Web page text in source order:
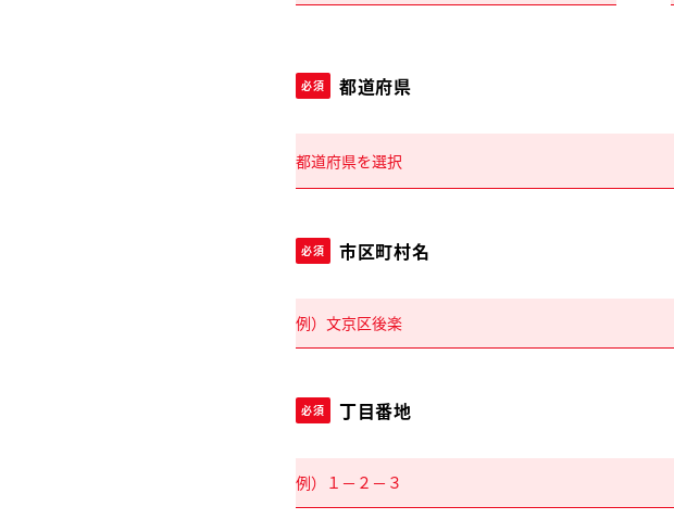
必須 都道府県
必須 市区町村名
必須 丁目番地